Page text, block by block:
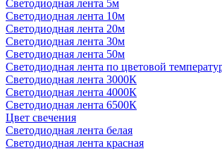
Светодиодная лента 5м
Светодиодная лента 10м
Светодиодная лента 20м
Светодиодная лента 30м
Светодиодная лента 50м
Светодиодная лента по цветовой
Светодиодная лента 3000К
Светодиодная лента 4000К
Светодиодная лента 6500К
Цвет свечения
Светодиодная лента белая
Светодиодная лента красная